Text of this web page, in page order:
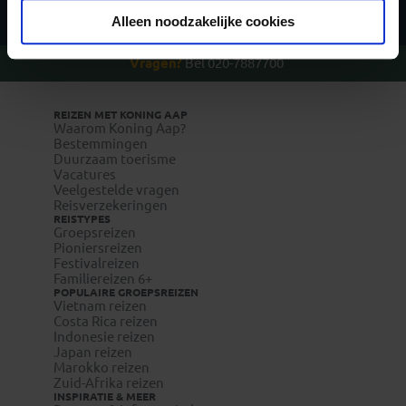
Alleen noodzakelijke cookies
Vragen?Bel 020-7887700
REIZEN MET KONING AAP
Waarom Koning Aap?
Bestemmingen
Duurzaam toerisme
Vacatures
Veelgestelde vragen
Reisverzekeringen
REISTYPES
Groepsreizen
Pioniersreizen
Festivalreizen
Familiereizen 6+
POPULAIRE GROEPSREIZEN
Vietnam reizen
Costa Rica reizen
Indonesie reizen
Japan reizen
Marokko reizen
Zuid-Afrika reizen
INSPIRATIE & MEER